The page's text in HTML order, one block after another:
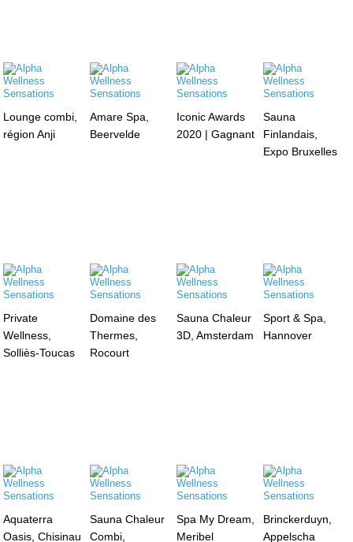
Lounge combi,
région Anji
Amare Spa,
Beervelde
Iconic Awards
2020 | Gagnant
Sauna
Finlandais,
Expo Bruxelles
Private
Wellness,
Solliès-Toucas
Domaine des
Thermes,
Rocourt
Sauna Chaleur
3D, Amsterdam
Sport & Spa,
Hannover
Aquaterra
Oasis, Chisinau
Sauna Chaleur
Combi,
Spa My Dream,
Meribel
Brinckerduyn,
Appelscha